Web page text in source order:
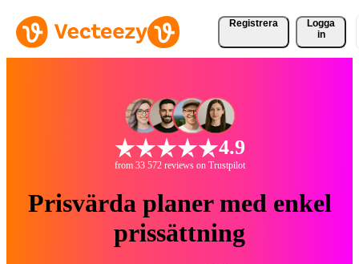
Registrera
Logga
in
4.9
from 33 572 reviews on Trustpilot
Prisvärda planer med enkel
prissättning